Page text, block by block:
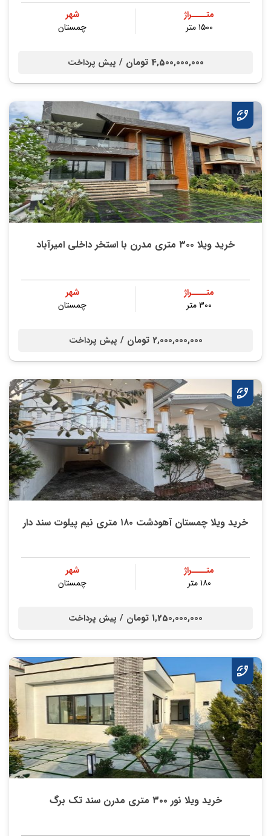
متــــراژ
۱۵۰۰ متر
شهر
چمستان
4,500,000,000 تومان / پیش پرداخت
خرید ویلا ۳۰۰ متری مدرن با استخر داخلی امیرآباد
متــــراژ
۳۰۰ متر
شهر
چمستان
2,000,000,000 تومان / پیش پرداخت
خرید ویلا چمستان آهودشت ۱۸۰ متری نیم پیلوت سند دار
متــــراژ
۱۸۰ متر
شهر
چمستان
1,250,000,000 تومان / پیش پرداخت
خرید ویلا نور ۳۰۰ متری مدرن سند تک برگ